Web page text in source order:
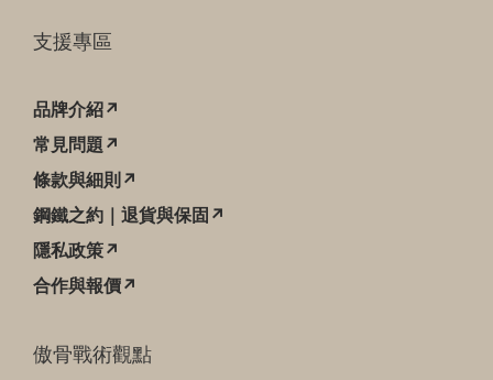
支援專區
品牌介紹↗
常見問題↗
條款與細則↗
鋼鐵之約｜退貨與保固↗
隱私政策↗
合作與報價↗
傲骨戰術觀點